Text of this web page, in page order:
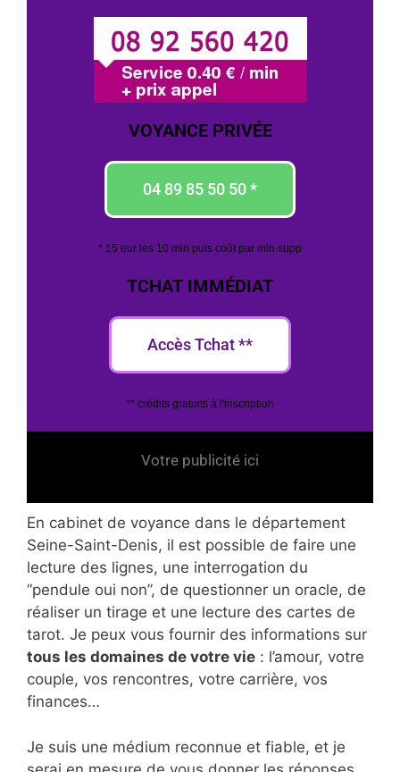
VOYANCE PRIVÉE
04 89 85 50 50 *
* 15 eur les 10 min puis coût par min supp
TCHAT IMMÉDIAT
Accès Tchat **
** crédits gratuits à l'inscription
Votre publicité ici
En cabinet de voyance dans le département
Seine-Saint-Denis, il est possible de faire une
lecture des lignes, une interrogation du
“pendule oui non”, de questionner un oracle, de
réaliser un tirage et une lecture des cartes de
tarot. Je peux vous fournir des informations sur
tous les domaines de votre vie : l’amour, votre
couple, vos rencontres, votre carrière, vos
finances…
Je suis une médium reconnue et fiable, et je